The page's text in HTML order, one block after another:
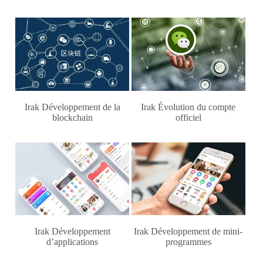
Irak Développement de la
blockchain
Irak Évolution du compte
officiel
Irak Développement
d’applications
Irak Développement de mini-
programmes